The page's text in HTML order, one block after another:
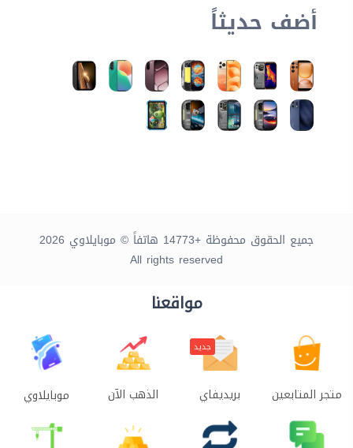
أضف حديثاً
جميع الحقوق محفوظة +14773 هاتفاً © موبايلاوي 2026
All rights reserved